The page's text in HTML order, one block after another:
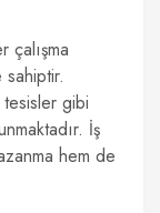
çalışma
gibi
İş
hem de